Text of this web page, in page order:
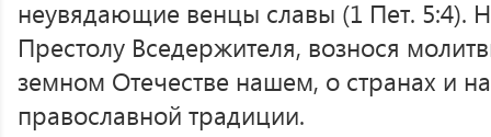
неувядающие венцы славы (1 Пет. 5:4).
Престолу Вседержителя, вознося
земном Отечестве нашем, о странах и
православной традиции.